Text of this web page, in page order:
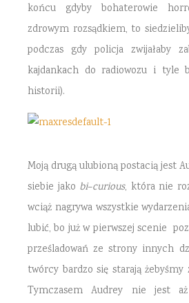
końcu gdyby bohaterowie
zdrowym rozsądkiem, to
podczas gdy policja zwijałaby
kajdankach do radiowozu i tyle
historii).
Moją drugą ulubioną postacią jest
siebie jako bi–curious, która nie
wciąż nagrywa wszystkie
lubić, bo już w pierwszej scenie
prześladowań ze strony innych
twórcy bardzo się starają
Tymczasem Audrey nie jest